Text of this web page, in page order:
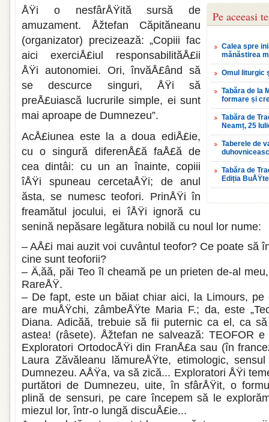
Pe aceeasi
Calea spre
mănăstirea
Omul liturgic
Tabăra de la
formare și
Tabăra de
Neamț, 25
Taberele de
Tabăra de
Ediția
ÅŸi o nesfârÅŸită sursă de
amuzament. Åžtefan Căpităneanu
(organiza­tor) precizează: „Copiii fac
aici exerciÅ£iul responsabilităÅ£ii
ÅŸi autonomiei. Ori, învăÅ£ând să
se descurce singuri, ÅŸi să
preÅ£uiască lucrurile simple, ei sunt
mai aproape de Dumnezeu”.
AcÅ£iunea este la a doua ediÅ£ie,
cu o singură diferenÅ£ă faÅ£ă de
cea dintâi: cu un an înain­te, copiii
îÅŸi spuneau cercetaÅŸi; de anul
ăsta, se numesc teofori. PrinÅŸi în
freamătul jocului, ei îÅŸi ignoră cu
senină nepăsare legătura nobilă cu noul lor nume:
– AÅ£i mai auzit voi cuvântul teofor? Ce poate să
cine sunt teoforii?
– Ä‚ăă, păi Teo îl cheamă pe un prieten de-al
RareÅŸ.
– De fapt, este un băiat chiar aici, la Limours, pe
are muÅŸchi, zâm­beÅŸte Maria F.; da, este
Diana. Adicăă, trebuie să fii puternic ca el, ca
astea! (râsete). Åžtefan ne salvează: TEOFOR
Exploratori OrtodocÅŸi din FranÅ£a sau (în
Laura Zăvăleanu lămureÅŸte, etimologic,
Dumnezeu. AÅŸa, va să zică... Exploratori ÅŸi
purtători de Dumnezeu, uite, în sfârÅŸit, o
plină de sensuri, pe care începem să le
miezul lor, într-o lungă discuÅ£ie...